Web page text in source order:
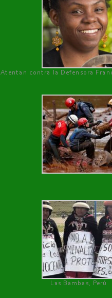
Atentan contra la Defensora
Las Bambas, Perú